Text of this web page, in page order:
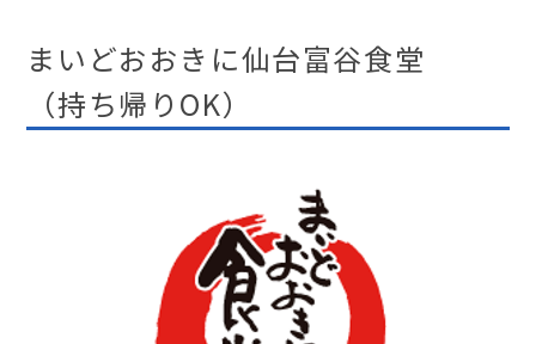
まいどおおきに仙台富谷食堂
（持ち帰りOK）